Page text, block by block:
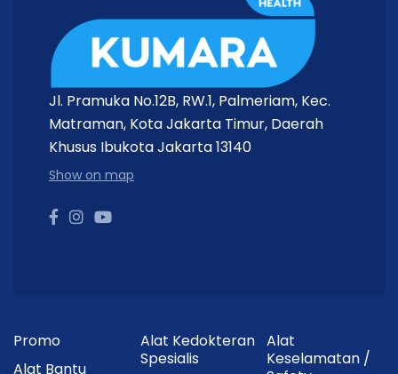
Jl. Pramuka No.12B, RW.1, Palmeriam, Kec.
Matraman, Kota Jakarta Timur, Daerah
Khusus Ibukota Jakarta 13140
Show on map
Promo
Alat Bantu
Alat Kedokteran
Spesialis
Alat
Keselamatan /